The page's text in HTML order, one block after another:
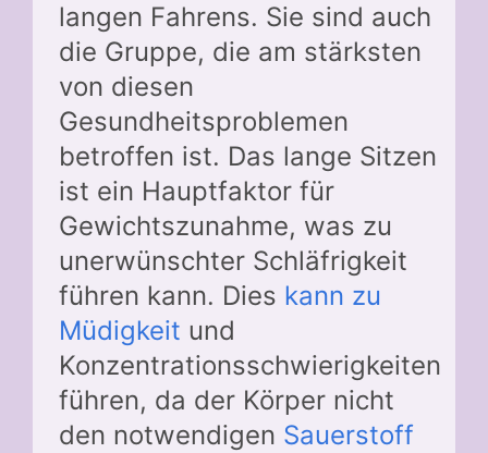
langen Fahrens. Sie sind auch
die Gruppe, die am stärksten
von diesen
Gesundheitsproblemen
betroffen ist. Das lange Sitzen
ist ein Hauptfaktor für
Gewichtszunahme, was zu
unerwünschter Schläfrigkeit
führen kann. Dies kann zu
Müdigkeit und
Konzentrationsschwierigkeiten
führen, da der Körper nicht
den notwendigen Sauerstoff